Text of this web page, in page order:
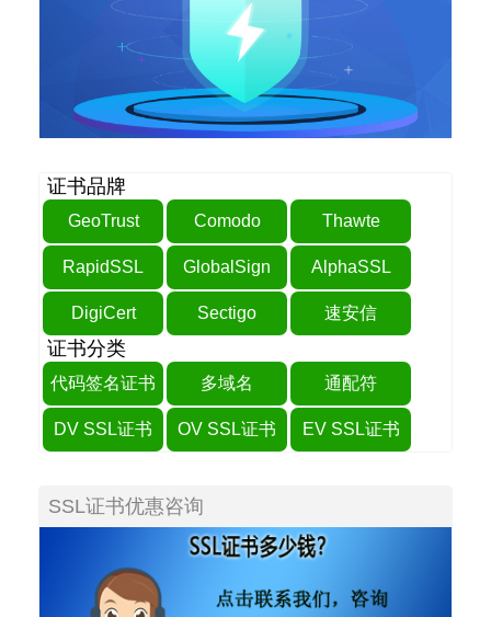
证书品牌
GeoTrust Comodo Thawte
RapidSSL GlobalSign AlphaSSL
DigiCert Sectigo 速安信
证书分类
代码签名证书 多域名 通配符
DV SSL证书 OV SSL证书 EV SSL证书
SSL证书优惠咨询